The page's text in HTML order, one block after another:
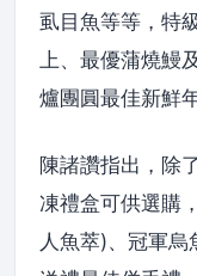
虱目魚等等，特
上、最優蒲燒鰻
爐團圓最佳新鮮年
陳諸讚指出，除
凍禮盒可供選購
人魚萃)、冠軍